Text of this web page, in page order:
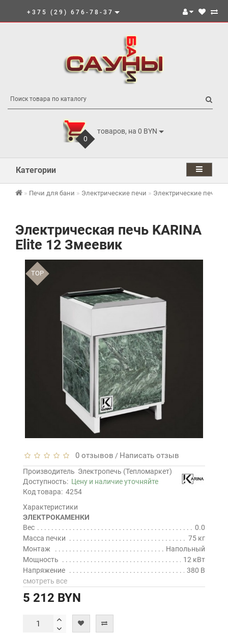
+375 (29) 676-78-37
0
товаров, на 0 BYN
Категории
Печи для бани Электрические печи Электрические печи
Электрическая печь KARINA
Elite 12 Змеевик
TOP
0 отзывов / Написать отзыв
Производитель Электропечь (Тепломаркет)
Доступность: Цену и наличие уточняйте
Код товара: 4254
Характеристики
ЭЛЕКТРОКАМЕНКИ
Вес
0.0
Масса печки
75 кг
Монтаж
Напольный
Мощность
12 кВт
Напряжение
380 В
смотреть все
5 212 BYN